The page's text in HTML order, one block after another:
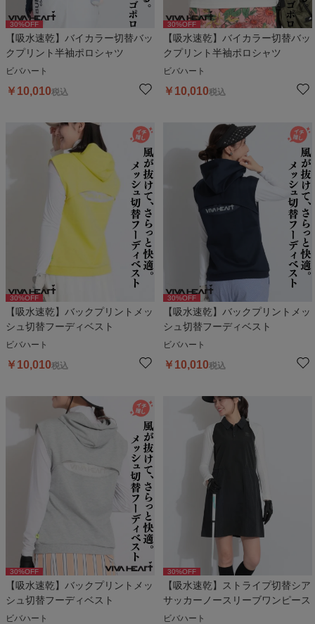
30%OFF
【吸水速乾】バイカラー切替バッ
クプリント半袖ポロシャツ
ビバハート
￥ 10,010税込
30%OFF
【吸水速乾】バイカラー切替バッ
クプリント半袖ポロシャツ
ビバハート
￥ 10,010税込
30%OFF
【吸水速乾】バックプリントメッ
シュ切替フーディベスト
ビバハート
￥ 10,010税込
30%OFF
【吸水速乾】バックプリントメッ
シュ切替フーディベスト
ビバハート
￥ 10,010税込
30%OFF
【吸水速乾】バックプリントメッ
シュ切替フーディベスト
ビバハート
30%OFF
【吸水速乾】ストライプ切替シア
サッカーノースリーブワンピース
ビバハート